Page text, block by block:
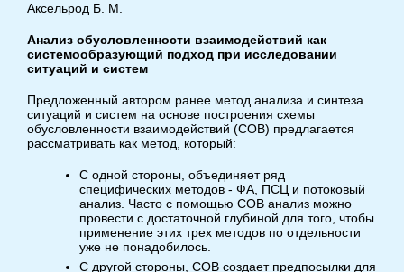
Аксельрод Б. М.
Анализ обусловленности взаимодействий как
системообразующий подход при исследовании
ситуаций и систем
Предложенный автором ранее метод анализа и синтеза
ситуаций и систем на основе построения схемы
обусловленности взаимодействий (СОВ) предлагается
рассматривать как метод, который:
С одной стороны, объединяет ряд
специфических методов - ФА, ПСЦ и потоковый
анализ. Часто с помощью СОВ анализ можно
провести с достаточной глубиной для того, чтобы
применение этих трех методов по отдельности
уже не понадобилось.
С другой стороны, СОВ создает предпосылки для